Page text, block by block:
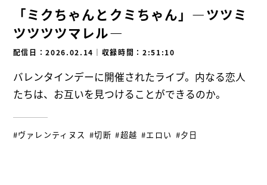
「ミクちゃんとクミちゃん」―ツツミ
ツツツツマレル―
配信日：2026.02.14 ｜ 収録時間：2:51:10
バレンタインデーに開催されたライブ。内なる恋人
たちは、お互いを見つけることができるのか。
#ヴァレンティヌス #切断 #超越 #エロい #夕日